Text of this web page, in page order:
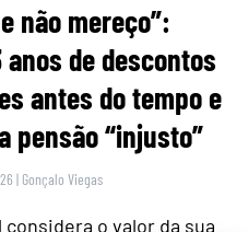
não mereço”:
de descontos
antes do tempo e
pensão “injusto”
| Gonçalo Viegas
o valor da sua